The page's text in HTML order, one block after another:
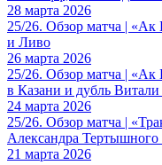
28 марта 2026
25/26. Обзор матча | «Ак
и Ливо
26 марта 2026
25/26. Обзор матча | «Ак
в Казани и дубль
24 марта 2026
25/26. Обзор матча |
Александра Тертышного
21 марта 2026